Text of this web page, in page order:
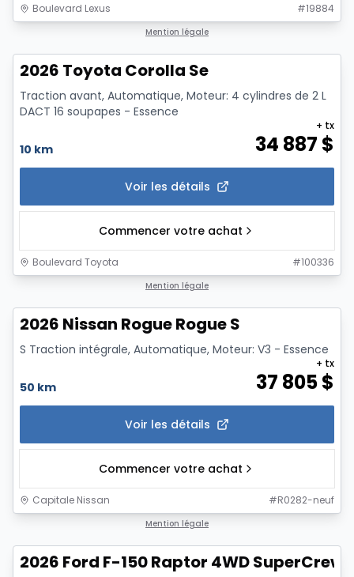
Boulevard Lexus #19884
Mention légale
2026 Toyota Corolla Se
Traction avant, Automatique, Moteur: 4 cylindres de 2 L
DACT 16 soupapes - Essence
10 km 34 887 $
+ tx
Voir les détails
Commencer votre achat
Boulevard Toyota #100336
Mention légale
2026 Nissan Rogue Rogue S
S Traction intégrale, Automatique, Moteur: V3 - Essence
50 km 37 805$
+ tx
Voir les détails
Commencer votre achat
Capitale Nissan #R0282-neuf
Mention légale
2026 Ford F-150 Raptor 4WD SuperCrew